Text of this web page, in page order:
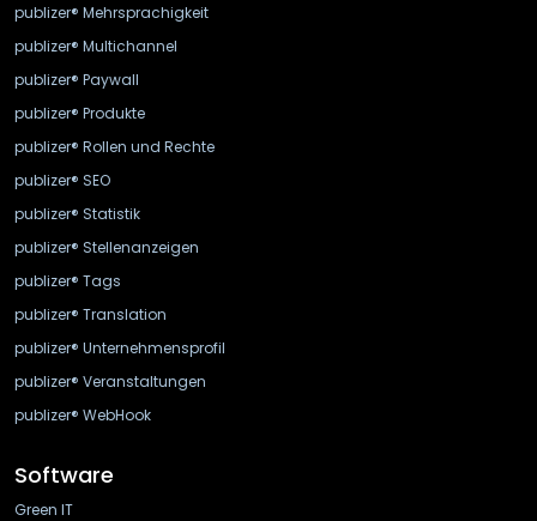
publizer® Mehrsprachigkeit
publizer® Multichannel
publizer® Paywall
publizer® Produkte
publizer® Rollen und Rechte
publizer® SEO
publizer® Statistik
publizer® Stellenanzeigen
publizer® Tags
publizer® Translation
publizer® Unternehmensprofil
publizer® Veranstaltungen
publizer® WebHook
Software
Green IT